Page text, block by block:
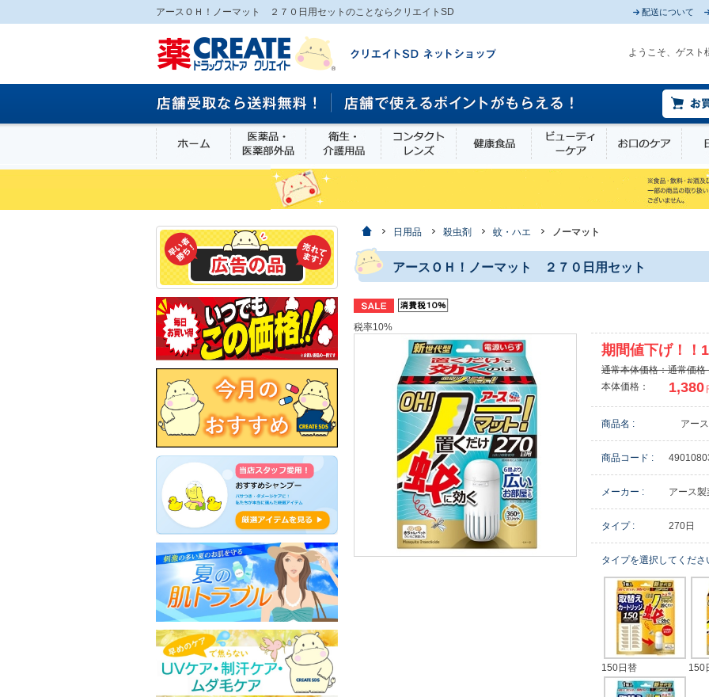
アースＯＨ！ノーマット ２７０日用セットのことならクリエイトSD 配送について
ようこそ、ゲスト
ホーム 医薬品・医薬部外品衛生・介護用品 コンタクトレンズ健康食品 ビューティーケアお口の
ホーム日用品 殺虫剤 蚊・ハエ ノーマット
アースＯＨ！ノーマット ２７０日用セット
税率10%
期間値下げ！！
通常本体価格：通常価格
本体価格：
1,380
商品名 : アー
商品コード :
メーカー : アース製
タイプ : 270日
タイプを選択してくださ
150日替 150